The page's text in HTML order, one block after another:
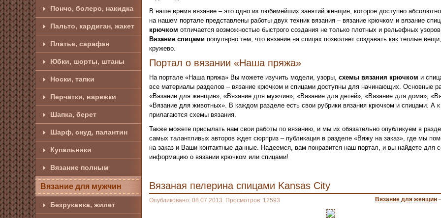
Пончо, болеро, накидка
Пальто, кардиган, жакет
Платье, сарафан
Юбки, шорты, штаны
Носки, тапки
Перчатки, варежки
Шапка, берет
Шарф, снуд, палантин
Купальники
Вязание полным
Вязание для мужчин
Безрукавка, жилет
В наше время вязание – это одно из любимейших занятий женщин, которое доступно
на нашем портале представлены работы двух техник вязания – вязание крючком и вязание
крючком отличается возможностью быстрого создания не только плотных и рельефных
Вязание спицами популярно тем, что вязание на спицах позволяет создавать как теплые
кружево.
Портал о вязании «Наша пряжа»
На портале «Наша пряжа» Вы можете изучить модели, узоры, схемы вязания крючком и
все материалы разделов – вязание крючком и спицами доступны для начинающих. Основные
«Вязание для женщин», «Вязание для мужчин», «Вязание для детей», «Вязание для дома»,
«Вязание для животных». В каждом разделе есть свои рубрики вязания крючком и спицами. А
прилагаются схемы вязания.
Также можете присылать нам свои работы по вязанию, и мы их обязательно опубликуем в
самых талантливых авторов ждет сюрприз – публикация в разделе «Вяжу на заказ», где мы
на заказ и Ваши контактные данные. Надеемся, вам понравится наш портал, и вы найдете для
информацию о вязании крючком или спицами!
Вязаная пелерина спицами Kansas City
Опубликовано: 08.07.2013. Просмотров: 12593 Вязание для женщин